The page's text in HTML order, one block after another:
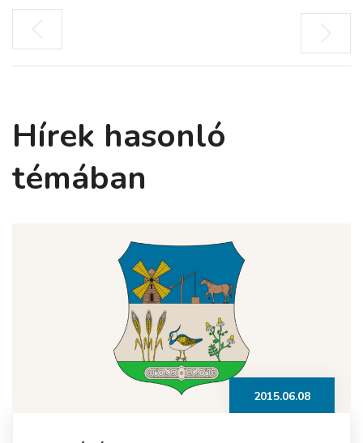
Hírek hasonló
témában
2015.06.08